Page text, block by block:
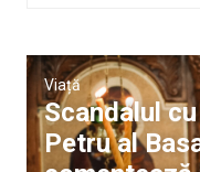
Viață
Scandalul
Petru al